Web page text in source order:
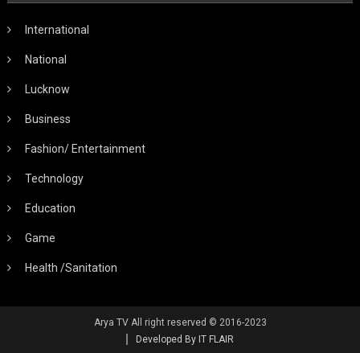
International
National
Lucknow
Business
Fashion/ Entertainment
Technology
Education
Game
Health /Sanitation
Arya TV All right reserved © 2016-2023
Developed By IT FLAIR